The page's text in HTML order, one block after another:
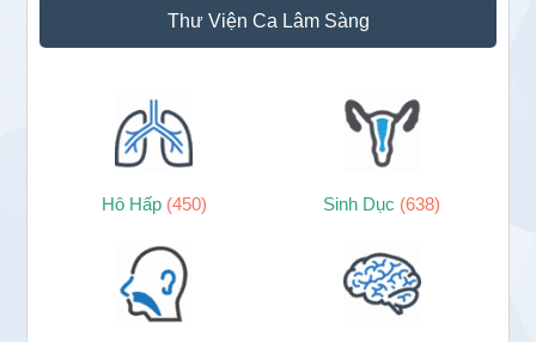
Thư Viện Ca Lâm Sàng
Hô Hấp (450) Sinh Dục (638)